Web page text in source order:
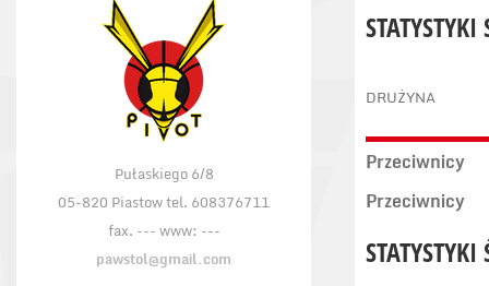
Pułaskiego 6/8
05-820 Piastow tel. 608376711
fax. --- www: ---
pawstol@gmail.com
DRUŻYNA
Przeciwnicy
Przeciwnicy
STATYSTYKI